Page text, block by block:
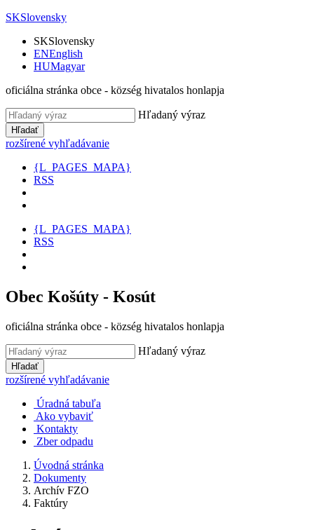
SKSlovensky
SKSlovensky
ENEnglish
HUMagyar
oficiálna stránka obce - község hivatalos honlapja
Hľadaný výraz
Hľadať
rozšírené vyhľadávanie
{L_PAGES_MAPA}
RSS
{L_PAGES_MAPA}
RSS
Obec Košúty - Kosút
oficiálna stránka obce - község hivatalos honlapja
Hľadaný výraz
Hľadať
rozšírené vyhľadávanie
Úradná tabuľa
Ako vybaviť
Kontakty
Zber odpadu
Úvodná stránka
Dokumenty
Archív FZO
Faktúry